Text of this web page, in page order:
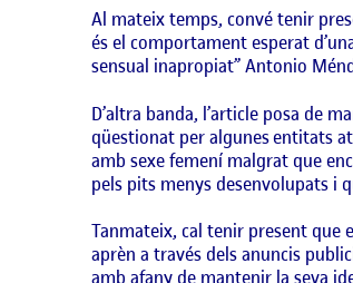
Al mateix temps, convé tenir
és el comportament esperat
sensual inapropiat” Antonio
D’altra banda, l’article posa de
qüestionat per algunes entitats
amb sexe femení malgrat que
pels pits menys desenvolupats i
Tanmateix, cal tenir present que
aprèn a través dels anuncis
amb afany de mantenir la seva